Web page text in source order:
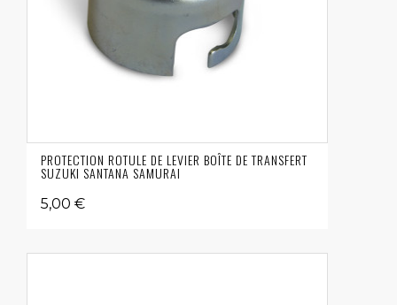
PROTECTION ROTULE DE LEVIER BOÎTE DE TRANSFERT
SUZUKI SANTANA SAMURAI
5,00 €